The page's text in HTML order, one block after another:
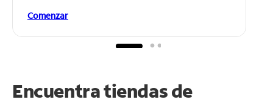
Comenzar
Encuentra tiendas de